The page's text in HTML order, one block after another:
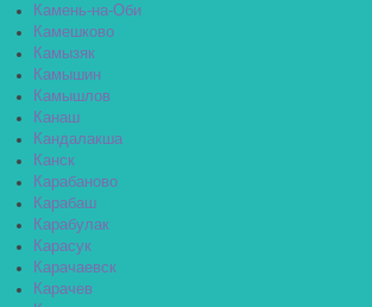
Камень-на-Оби
Камешково
Камызяк
Камышин
Камышлов
Канаш
Кандалакша
Канск
Карабаново
Карабаш
Карабулак
Карасук
Карачаевск
Карачев